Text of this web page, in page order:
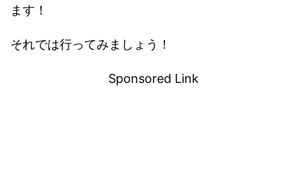
ます！
それでは行ってみましょう！
Sponsored Link